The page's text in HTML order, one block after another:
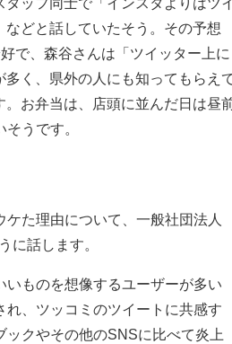
ッフ同士で「インスタよりはツイ
などと話していたそう。その予想
で、森谷さんは「ツイッター上に
多く、県外の人にも知ってもらえ
。お弁当は、店頭に並んだ日は昼
うです。
た理由について、一般社団法人
に話します。
いものを想像するユーザーが多い
、ツッコミのツイートに共感す
クやその他のSNSに比べて炎上